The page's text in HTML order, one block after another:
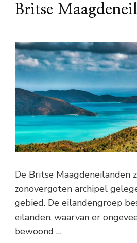
Britse
De Britse Maagdeneilanden
zonovergoten archipel
gebied. De eilandengroep
eilanden, waarvan er
bewoond …